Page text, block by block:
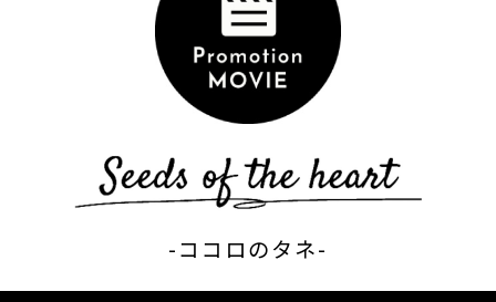
-ココロのタネ-